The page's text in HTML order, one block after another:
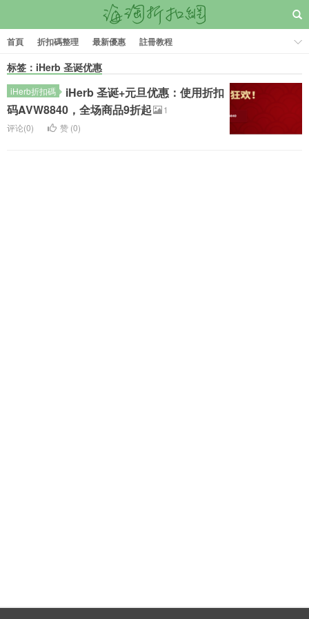
首頁 折扣碼整理 最新優惠 註冊教程
标签：iHerb 圣诞优惠
iHerb折扣碼
iHerb 圣诞+元旦优惠：使用折扣
码AVW8840，全场商品9折起
1
评论(0)
赞 (0)